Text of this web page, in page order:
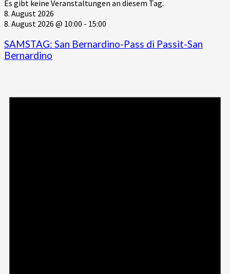
Es gibt keine Veranstaltungen an diesem Tag.
8. August 2026
8. August 2026 @ 10:00 - 15:00
SAMSTAG: San Bernardino-Pass di Passit-San
Bernardino